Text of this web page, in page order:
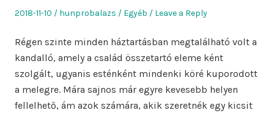
Posted
2018-11-10 Author
hunprobalazs
Posted
Egyéb Leave a Reply
Régen szinte minden háztartásban megtalálható volt a
kandalló, amely a család összetartó eleme ként
szolgált, ugyanis esténként mindenki köré kuporodott
a melegre. Mára sajnos már egyre kevesebb helyen
fellelhető, ám azok számára, akik szeretnék egy kicsit